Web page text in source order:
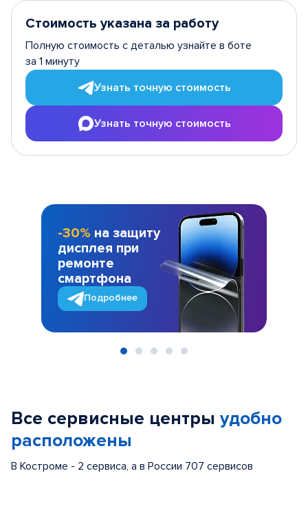
Стоимость указана за работу
Полную стоимость с деталью узнайте в боте
за 1 минуту
Узнать точную стоимость
Узнать точную стоимость
-30% на защиту
дисплея при
ремонте
смартфона
Подробнее
Все сервисные центры удобно
расположены
В Костроме - 2 сервиса, а в России 707 сервисов